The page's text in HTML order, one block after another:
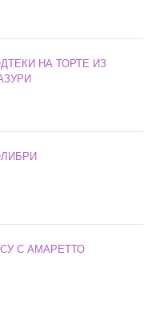
НА ТОРТЕ ИЗ
С АМАРЕТТО